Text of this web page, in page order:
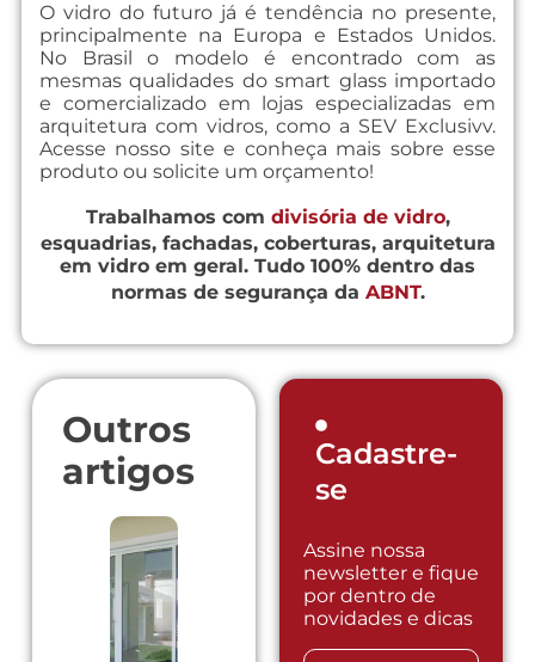
O vidro do futuro já é tendência no presente,
principalmente na Europa e Estados Unidos.
No Brasil o modelo é encontrado com as
mesmas qualidades do smart glass importado
e comercializado em lojas especializadas em
arquitetura com vidros, como a SEV Exclusivv.
Acesse nosso site e conheça mais sobre esse
produto ou solicite um orçamento!
Trabalhamos com divisória de vidro,
esquadrias, fachadas, coberturas, arquitetura
em vidro em geral. Tudo 100% dentro das
normas de segurança da ABNT.
Outros
artigos
Cadastre-
se
Assine nossa
newsletter e fique
por dentro de
novidades e dicas